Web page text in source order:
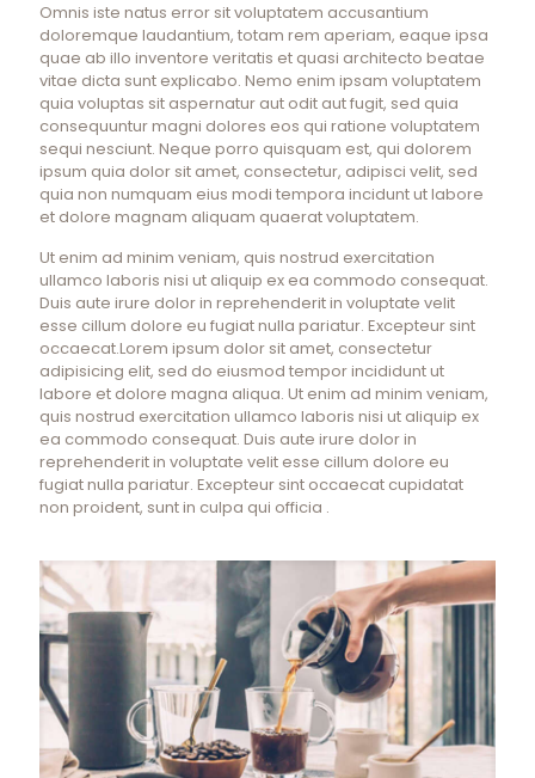
Omnis iste natus error sit voluptatem accusantium
doloremque laudantium, totam rem aperiam, eaque ipsa
quae ab illo inventore veritatis et quasi architecto beatae
vitae dicta sunt explicabo. Nemo enim ipsam voluptatem
quia voluptas sit aspernatur aut odit aut fugit, sed quia
consequuntur magni dolores eos qui ratione voluptatem
sequi nesciunt. Neque porro quisquam est, qui dolorem
ipsum quia dolor sit amet, consectetur, adipisci velit, sed
quia non numquam eius modi tempora incidunt ut labore
et dolore magnam aliquam quaerat voluptatem.
Ut enim ad minim veniam, quis nostrud exercitation
ullamco laboris nisi ut aliquip ex ea commodo consequat.
Duis aute irure dolor in reprehenderit in voluptate velit
esse cillum dolore eu fugiat nulla pariatur. Excepteur sint
occaecat.Lorem ipsum dolor sit amet, consectetur
adipisicing elit, sed do eiusmod tempor incididunt ut
labore et dolore magna aliqua. Ut enim ad minim veniam,
quis nostrud exercitation ullamco laboris nisi ut aliquip ex
ea commodo consequat. Duis aute irure dolor in
reprehenderit in voluptate velit esse cillum dolore eu
fugiat nulla pariatur. Excepteur sint occaecat cupidatat
non proident, sunt in culpa qui officia .